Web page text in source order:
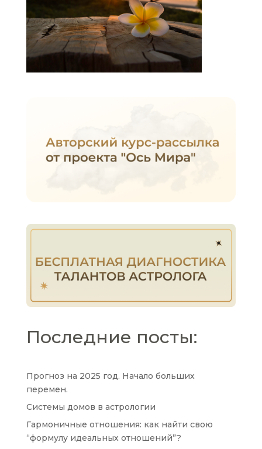
Последние посты:
Прогноз на 2025 год. Начало больших
перемен.
Системы домов в астрологии
Гармоничные отношения: как найти свою
“формулу идеальных отношений”?